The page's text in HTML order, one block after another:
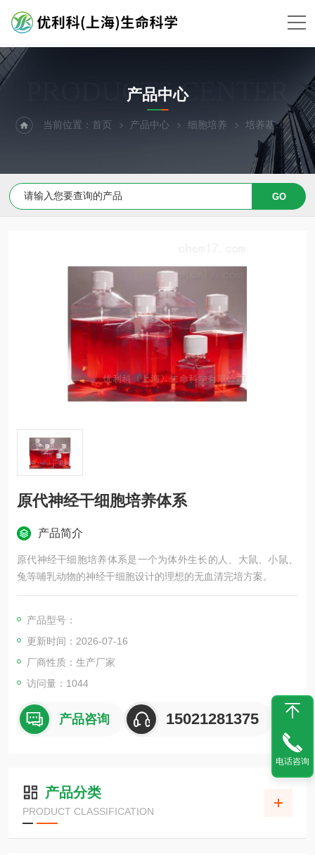
PRODUCTS CENTER
产品中心
当前位置：首页 产品中心 细胞培养 培养基 原
原代神经干细胞培养体系
产品简介
原代神经干细胞培养体系是一个为体外生长的人、大鼠、小鼠、
兔等哺乳动物的神经干细胞设计的理想的无血清完培方案。
产品型号：
更新时间：2026-07-16
厂商性质：生产厂家
访问量：1044
产品咨询 15021281375
产品分类
PRODUCT CLASSIFICATION
电话咨询